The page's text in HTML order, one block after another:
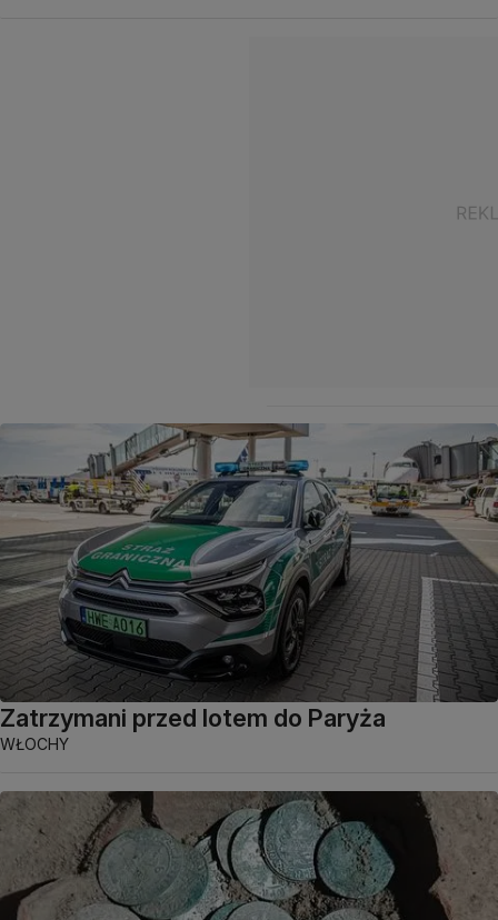
Zatrzymani przed lotem do Paryża
WŁOCHY